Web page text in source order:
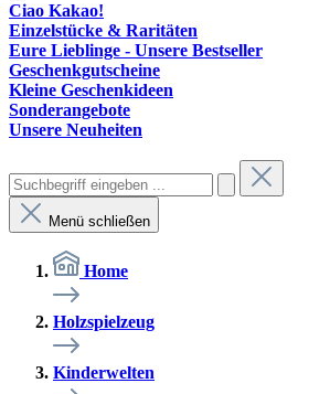
Ciao Kakao!
Einzelstücke & Raritäten
Eure Lieblinge - Unsere Bestseller
Geschenkgutscheine
Kleine Geschenkideen
Sonderangebote
Unsere Neuheiten
Menü schließen
Home
Holzspielzeug
Kinderwelten